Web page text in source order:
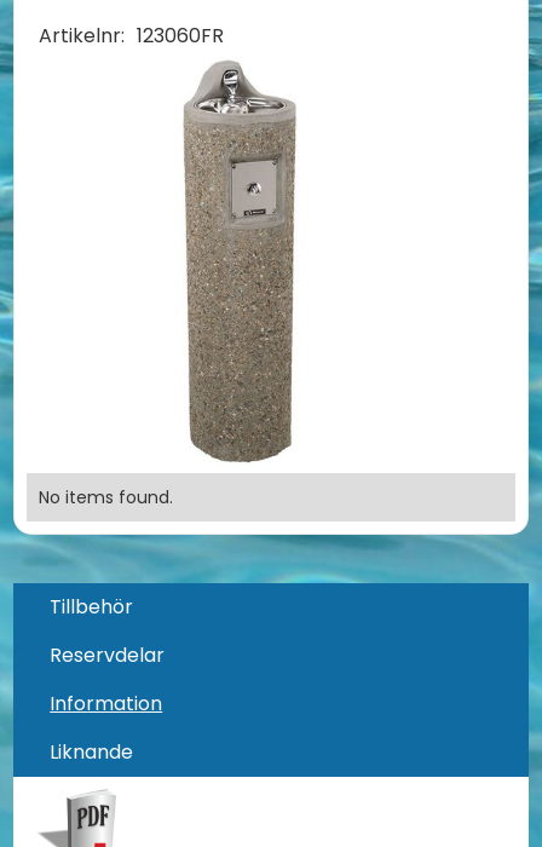
Artikelnr: 123060FR
No items found.
Tillbehör
Reservdelar
Information
Liknande